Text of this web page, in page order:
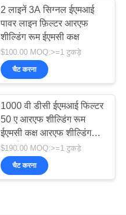
2 लाइनें 3A सिग्नल ईएमआई
पावर लाइन फ़िल्टर आरएफ
शील्डिंग रूम ईएमसी कक्ष
$100.00 MOQ:>=1 टुकड़े
चैट करना
1000 वी डीसी ईएमआई फिल्टर
50 ए आरएफ शील्डिंग रूम
ईएमसी कक्ष आरएफ शील्डिंग
रूम ईएमसी कक्ष
$190.00 MOQ:>=1 टुकड़े
चैट करना